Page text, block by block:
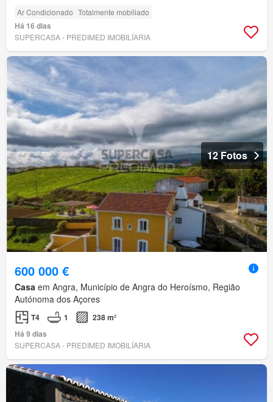
Ar Condicionado Totalmente mobiliado
Há 16 dias
SUPERCASA - PREDIMED IMOBILÍARIA
12 Fotos
600 000 €
Casa em Angra, Município de Angra do Heroísmo, Região
Autónoma dos Açores
T4 1
238 m²
Há 9 dias
SUPERCASA - PREDIMED IMOBILÍARIA